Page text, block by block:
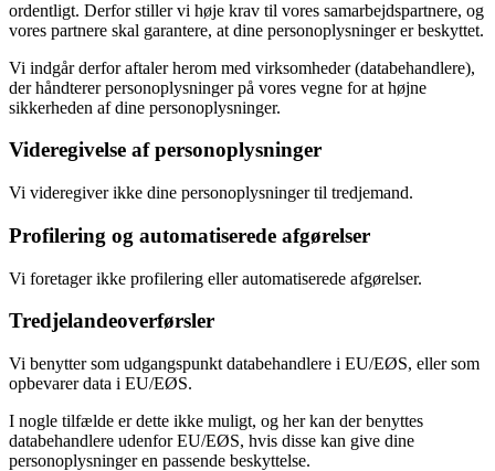
ordentligt. Derfor stiller vi høje krav til vores samarbejdspartnere, og
vores partnere skal garantere, at dine personoplysninger er beskyttet.
Vi indgår derfor aftaler herom med virksomheder (databehandlere),
der håndterer personoplysninger på vores vegne for at højne
sikkerheden af dine personoplysninger.
Videregivelse af personoplysninger
Vi videregiver ikke dine personoplysninger til tredjemand.
Profilering og automatiserede afgørelser
Vi foretager ikke profilering eller automatiserede afgørelser.
Tredjelandeoverførsler
Vi benytter som udgangspunkt databehandlere i EU/EØS, eller som
opbevarer data i EU/EØS.
I nogle tilfælde er dette ikke muligt, og her kan der benyttes
databehandlere udenfor EU/EØS, hvis disse kan give dine
personoplysninger en passende beskyttelse.